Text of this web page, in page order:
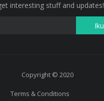
interesting stuff and updates!
Copyright © 2020
Terms & Conditions